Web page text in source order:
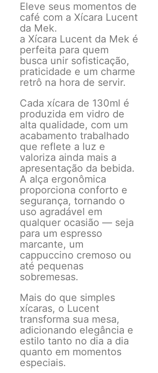
Eleve seus momentos de
café com a Xícara Lucent
da Mek.
a Xícara Lucent da Mek é
perfeita para quem
busca unir sofisticação,
praticidade e um charme
retrô na hora de servir.
Cada xícara de 130ml é
produzida em vidro de
alta qualidade, com um
acabamento trabalhado
que reflete a luz e
valoriza ainda mais a
apresentação da bebida.
A alça ergonômica
proporciona conforto e
segurança, tornando o
uso agradável em
qualquer ocasião — seja
para um espresso
marcante, um
cappuccino cremoso ou
até pequenas
sobremesas.
Mais do que simples
xícaras, o Lucent
transforma sua mesa,
adicionando elegância e
estilo tanto no dia a dia
quanto em momentos
especiais.